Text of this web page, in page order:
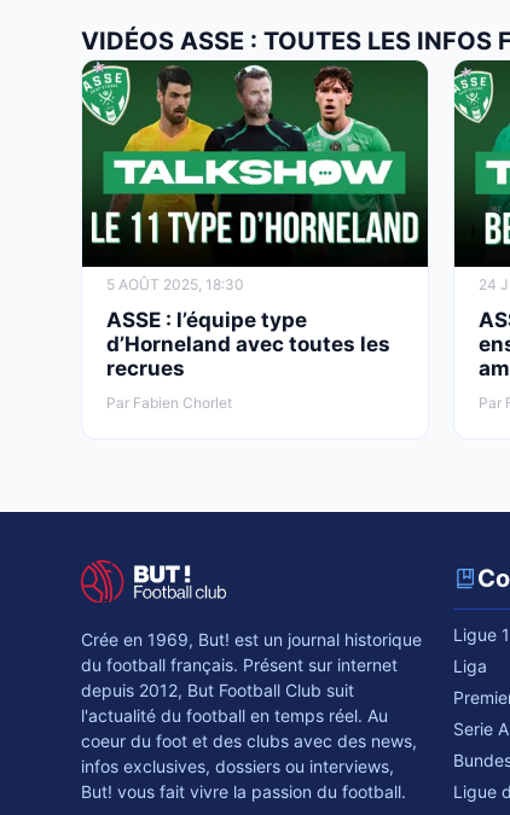
VIDÉOS ASSE : TOUTES LES INFOS
5 AOÛT 2025, 18:30
ASSE : l’équipe type
d’Horneland avec toutes les
recrues
Par Fabien Chorlet
24
Par
Crée en 1969, But! est un journal historique
du football français. Présent sur internet
depuis 2012, But Football Club suit
l'actualité du football en temps réel. Au
coeur du foot et des clubs avec des news,
infos exclusives, dossiers ou interviews,
But! vous fait vivre la passion du football.
Ligue 1
Liga
Serie A
Ligue